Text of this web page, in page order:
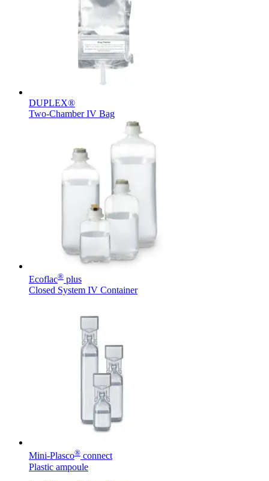
Produktoversigter
Find det produkt, du leder efter. Besøg B. Brauns
produktkatalog med vores komplette portefølje.
Kontakt
I dialog med B. Braun. Lad os tale sammen.
DUPLEX®
Two-Chamber IV Bag
Ecoflac® plus
Closed System IV Container
Mini-Plasco® connect
Plastic ampoule